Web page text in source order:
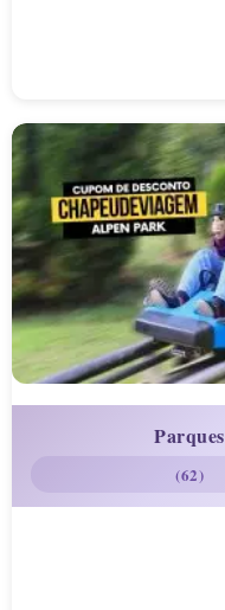
Parques
(62)